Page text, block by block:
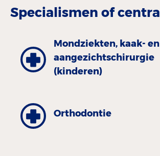
Specialismen of centra
Mondziekten, kaak- en
aangezichtschirurgie
(kinderen)
Orthodontie